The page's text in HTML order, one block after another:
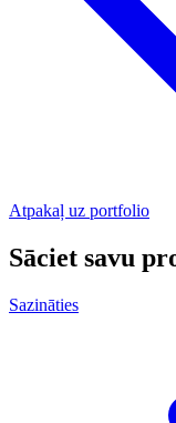
Atpakaļ uz portfolio
Sāciet savu
Sazināties